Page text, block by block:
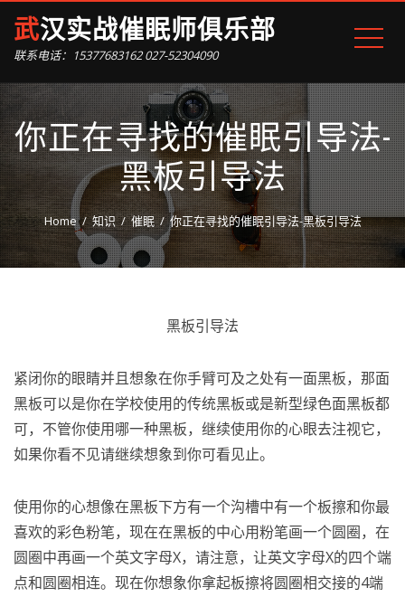
武汉实战催眠师俱乐部
联系电话：15377683162 027-52304090
你正在寻找的催眠引导法-
黑板引导法
Home 知识 催眠 你正在寻找的催眠引导法-黑板引导法
黑板引导法
紧闭你的眼睛并且想象在你手臂可及之处有一面黑板，那面
黑板可以是你在学校使用的传统黑板或是新型绿色面黑板都
可，不管你使用哪一种黑板，继续使用你的心眼去注视它，
如果你看不见请继续想象到你可看见止。
使用你的心想像在黑板下方有一个沟槽中有一个板擦和你最
喜欢的彩色粉笔，现在在黑板的中心用粉笔画一个圆圈，在
圆圈中再画一个英文字母X，请注意，让英文字母X的四个端
点和圆圈相连。现在你想象你拿起板擦将圆圈相交接的4端